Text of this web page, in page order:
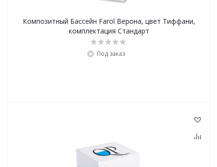
Композитный Бассейн Farol Верона, цвет Тиффани,
комплектация Стандарт
Под заказ